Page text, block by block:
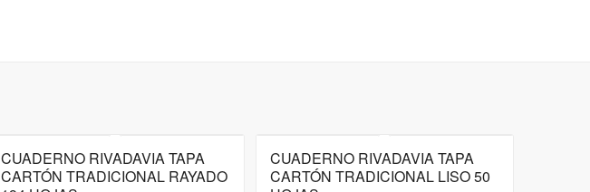
CUADERNO RIVADAVIA TAPA
CARTÓN TRADICIONAL RAYADO
CUADERNO RIVADAVIA TAPA
CARTÓN TRADICIONAL LISO 50